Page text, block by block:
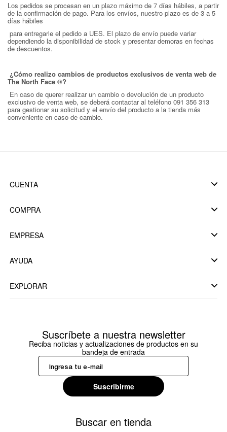
Los pedidos se procesan en un plazo máximo de 7 días hábiles, a partir
de la confirmación de pago. Para los envíos, nuestro plazo es de 3 a 5
días hábiles
para entregarle el pedido a UES. El plazo de envío puede variar
dependiendo la disponibilidad de stock y presentar demoras en fechas
de descuentos.
¿Cómo realizo cambios de productos exclusivos de venta web de
The North Face ®?
En caso de querer realizar un cambio o devolución de un producto
exclusivo de venta web, se deberá contactar al teléfono 091 356 313
para gestionar su solicitud y el envío del producto a la tienda más
conveniente en caso de cambio.
CUENTA
COMPRA
EMPRESA
AYUDA
EXPLORAR
Suscríbete a nuestra newsletter
Reciba noticias y actualizaciones de productos en su
bandeja de entrada
Suscribirme
Buscar en tienda